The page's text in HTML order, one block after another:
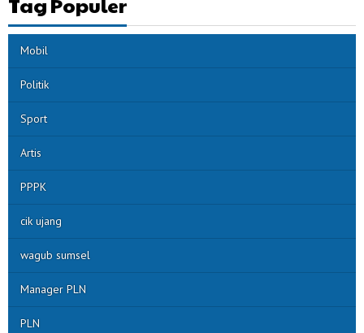
Mobil
Politik
Sport
Artis
PPPK
cik ujang
wagub sumsel
Manager PLN
PLN